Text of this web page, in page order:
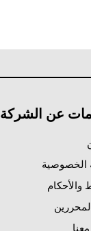
عن الشركة
الخصوصية
والأحكام